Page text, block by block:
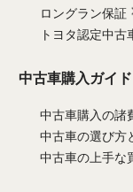
ロングラン保証
トヨタ認定中古
中古車購入ガイド
中古車購入の諸
中古車の選び方
中古車の上手な